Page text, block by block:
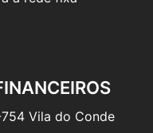
Vila do Conde